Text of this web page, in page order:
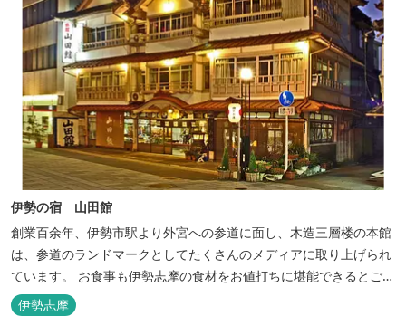
伊勢の宿 山田館
創業百余年、伊勢市駅より外宮への参道に面し、木造三層楼の本館
は、参道のランドマークとしてたくさんのメディアに取り上げられ
ています。 お食事も伊勢志摩の食材をお値打ちに堪能できるとご好
評いただいています。
伊勢志摩